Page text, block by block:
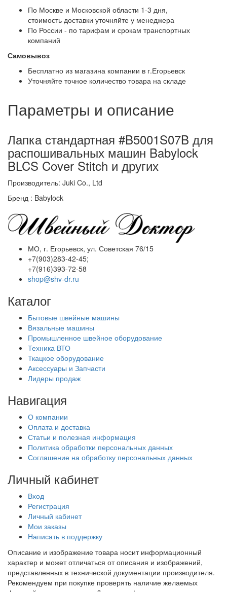
По Москве и Московской области 1-3 дня,
стоимость доставки уточняйте у менеджера
По России - по тарифам и срокам транспортных
компаний
Самовывоз
Бесплатно из магазина компании в г.Егорьевск
Уточняйте точное количество товара на складе
Параметры и описание
Лапка стандартная #B5001S07B для
распошивальных машин Babylock
BLCS Cover Stitch и других
Производитель: Juki Co., Ltd
Бренд : Babylock
МО, г. Егорьевск, ул. Советская 76/15
+7(903)283-42-45;
+7(916)393-72-58
shop@shv-dr.ru
Каталог
Бытовые швейные машины
Вязальные машины
Промышленное швейное оборудование
Техника ВТО
Ткацкое оборудование
Аксессуары и Запчасти
Лидеры продаж
Навигация
О компании
Оплата и доставка
Статьи и полезная информация
Политика обработки персональных данных
Соглашение на обработку персональных данных
Личный кабинет
Вход
Регистрация
Личный кабинет
Мои заказы
Написать в поддержку
Описание и изображение товара носит информационный
характер и может отличаться от описания и изображений,
представленных в технической документации производителя.
Рекомендуем при покупке проверять наличие желаемых